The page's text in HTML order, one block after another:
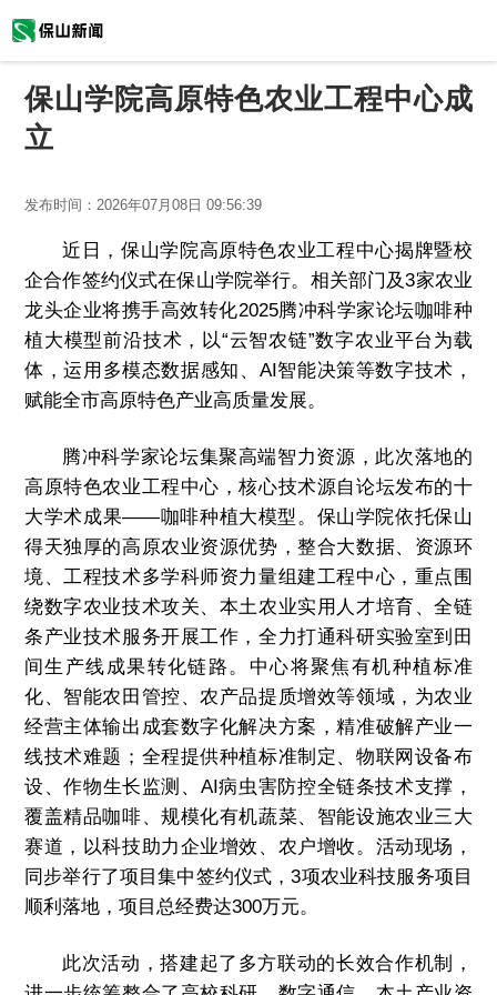
保山学院高原特色农业工程中心成
立
发布时间： 2026年07月08日 09:56:39
近日，保山学院高原特色农业工程中心揭牌暨校
企合作签约仪式在保山学院举行。相关部门及3家农业
龙头企业将携手高效转化2025腾冲科学家论坛咖啡种
植大模型前沿技术，以“云智农链”数字农业平台为载
体，运用多模态数据感知、AI智能决策等数字技术，
赋能全市高原特色产业高质量发展。
腾冲科学家论坛集聚高端智力资源，此次落地的
高原特色农业工程中心，核心技术源自论坛发布的十
大学术成果——咖啡种植大模型。保山学院依托保山
得天独厚的高原农业资源优势，整合大数据、资源环
境、工程技术多学科师资力量组建工程中心，重点围
绕数字农业技术攻关、本土农业实用人才培育、全链
条产业技术服务开展工作，全力打通科研实验室到田
间生产线成果转化链路。中心将聚焦有机种植标准
化、智能农田管控、农产品提质增效等领域，为农业
经营主体输出成套数字化解决方案，精准破解产业一
线技术难题；全程提供种植标准制定、物联网设备布
设、作物生长监测、AI病虫害防控全链条技术支撑，
覆盖精品咖啡、规模化有机蔬菜、智能设施农业三大
赛道，以科技助力企业增效、农户增收。活动现场，
同步举行了项目集中签约仪式，3项农业科技服务项目
顺利落地，项目总经费达300万元。
此次活动，搭建起了多方联动的长效合作机制，